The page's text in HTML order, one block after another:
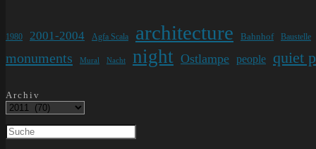
1980 2001-2004 Agfa Scala architecture Bahnhof Baustelle
monuments Mural Nacht night Ostlampe people quiet
Archiv